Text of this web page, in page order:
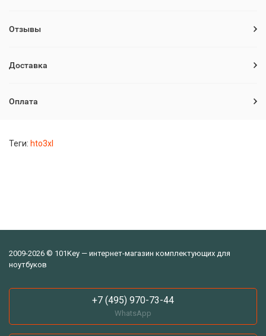
Отзывы
Доставка
Оплата
Теги: hto3xl
2009-2026 © 101Key — интернет-магазин комплектующих для
ноутбуков
+7 (495) 970-73-44
WhatsApp